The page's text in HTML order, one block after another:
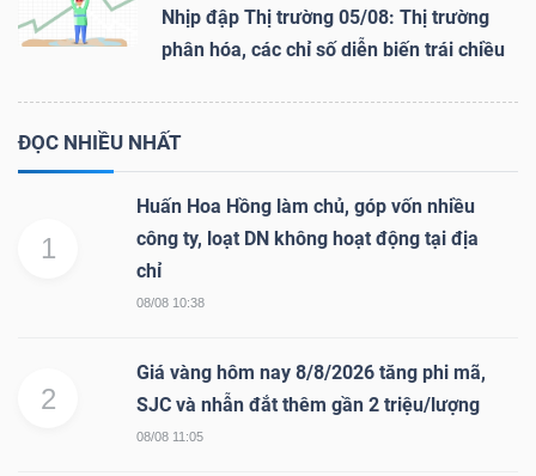
Nhịp đập Thị trường 05/08: Thị trường
phân hóa, các chỉ số diễn biến trái chiều
ĐỌC NHIỀU NHẤT
1
Huấn Hoa Hồng làm chủ, góp vốn nhiều
công ty, loạt DN không hoạt động tại địa
chỉ
08/08 10:38
2
Giá vàng hôm nay 8/8/2026 tăng phi mã,
SJC và nhẫn đắt thêm gần 2 triệu/lượng
08/08 11:05